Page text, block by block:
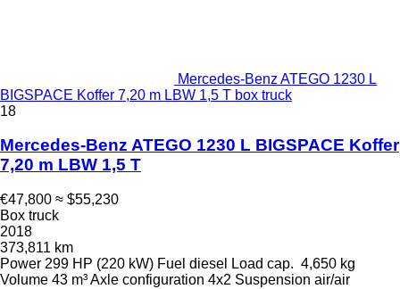
Mercedes-Benz ATEGO 1230 L
BIGSPACE Koffer 7,20 m LBW 1,5 T box truck
18
Mercedes-Benz ATEGO 1230 L BIGSPACE Koffer
7,20 m LBW 1,5 T
€47,800 ≈ $55,230
Box truck
2018
373,811 km
Power 299 HP (220 kW) Fuel diesel Load cap. 4,650 kg
Volume 43 m³Axle configuration 4x2 Suspension air/air